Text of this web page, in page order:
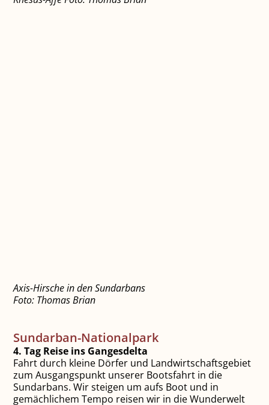
Axis-Hirsche in den Sundarbans
Foto: Thomas Brian
Sundarban-Nationalpark
4. Tag Reise ins Gangesdelta
Fahrt durch kleine Dörfer und Landwirtschaftsgebiet
zum Ausgangspunkt unserer Bootsfahrt in die
Sundarbans. Wir steigen um aufs Boot und in
gemächlichem Tempo reisen wir in die Wunderwelt